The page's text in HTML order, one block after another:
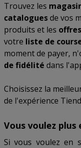
Trouvez les
cataloguesde vos
produits et les offres
votre liste de
moment de payer,
de fidélité dans
Choisissez la
de l'expérience
Vous voulez plus
Si vous voulez en